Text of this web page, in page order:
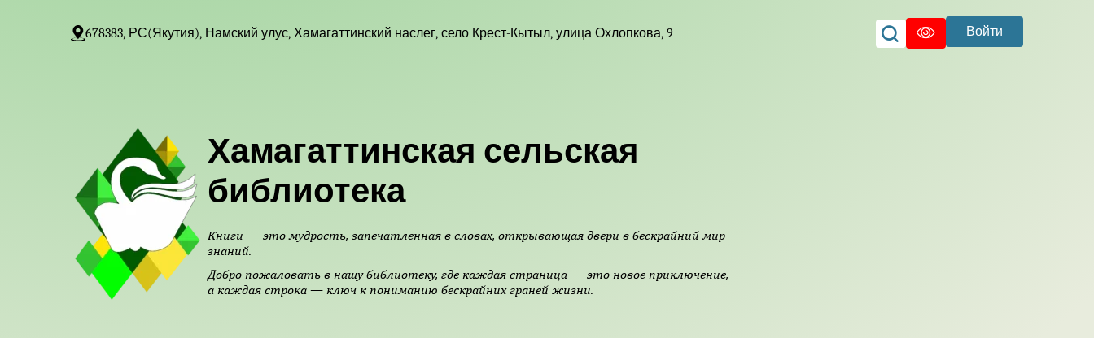
678383, РС(Якутия), Намский улус, Хамагаттинский наслег, село Крест-Кытыл, улица Охлопкова, 9 Войти
Хамагаттинская сельская
библиотека
Книги — это мудрость, запечатленная в словах, открывающая двери в бескрайний мир
знаний.
Добро пожаловать в нашу библиотеку, где каждая страница — это новое приключение,
а каждая строка — ключ к пониманию бескрайних граней жизни.